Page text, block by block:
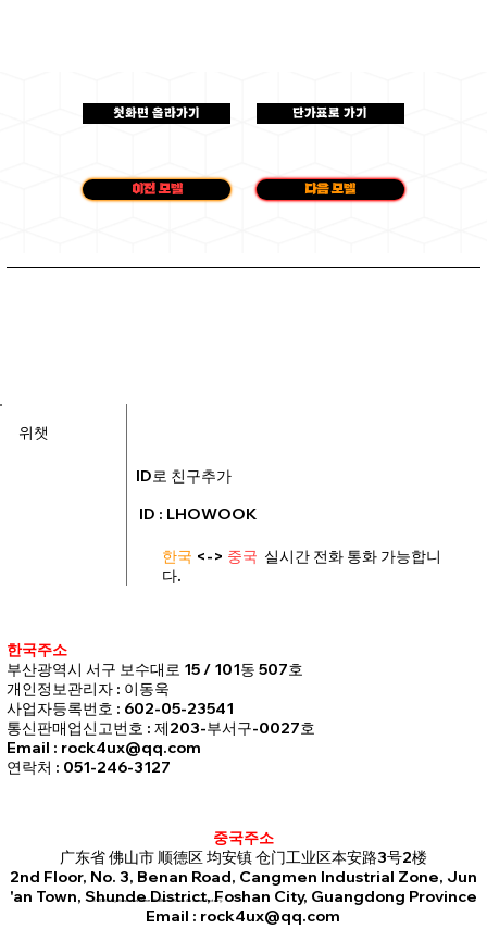
첫화면 올라가기 단가표로 가기
이전 모델 다음 모델
© 2035 by Business Name. Built onRock4u Jean Factory.
한국주소
부산광역시 서구 보수대로 15 / 101동 507호
개인정보관리자 : 이동욱
사업자등록번호 : 602-05-23541
통신판매업신고번호 : 제203-부서구-0027호
Email : rock4ux@qq.com
연락처 : 051-246-3127
중국주소
广东省 佛山市 顺德区 均安镇 仓门工业区本安路3号2楼
2nd Floor, No. 3, Benan Road, Cangmen Industrial Zone, Jun
'an Town, Shunde District, Foshan City, Guangdong Province
Email : rock4ux@qq.com
​​위챗
ID : LHOWOOK
ID로 친구추가
한국 <-> 중국 실시간 전화 통화 가능합니
다.